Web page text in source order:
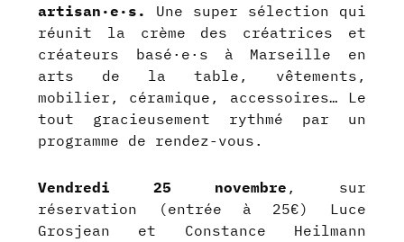
artisan·e·s. Une super sélection qui
réunit la crème des créatrices et
créateurs basé·e·s à Marseille en
arts de la table, vêtements,
mobilier, céramique, accessoires… Le
tout gracieusement rythmé par un
programme de rendez-vous.
Vendredi 25 novembre , sur
réservation (entrée à 25€) Luce
Grosjean et Constance Heilmann